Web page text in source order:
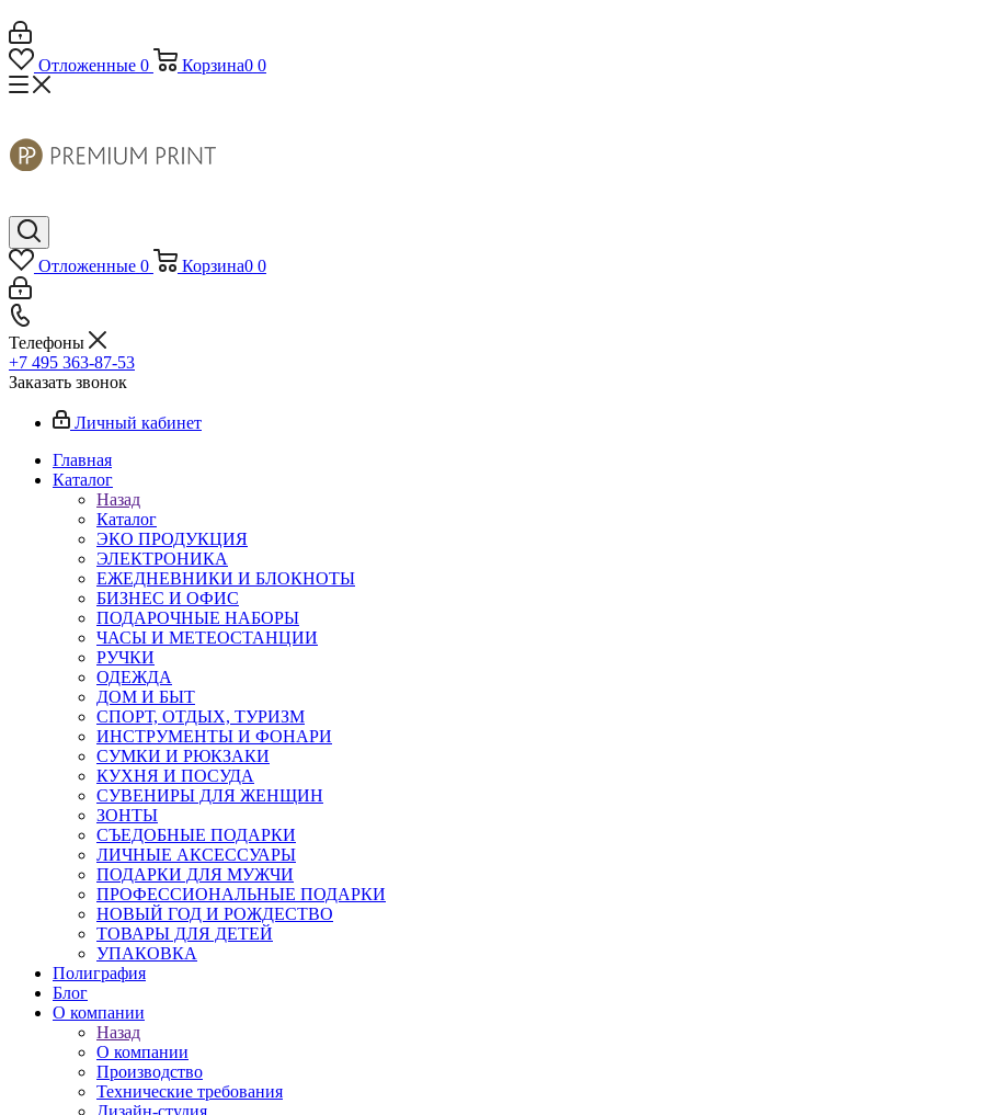
Отложенные 0 Корзина0 0
Отложенные 0 Корзина0 0
Телефоны
+7 495 363-87-53
Заказать звонок
Личный кабинет
Главная
Каталог
Назад
Каталог
ЭКО ПРОДУКЦИЯ
ЭЛЕКТРОНИКА
ЕЖЕДНЕВНИКИ И БЛОКНОТЫ
БИЗНЕС И ОФИС
ПОДАРОЧНЫЕ НАБОРЫ
ЧАСЫ И МЕТЕОСТАНЦИИ
РУЧКИ
ОДЕЖДА
ДОМ И БЫТ
СПОРТ, ОТДЫХ, ТУРИЗМ
ИНСТРУМЕНТЫ И ФОНАРИ
СУМКИ И РЮКЗАКИ
КУХНЯ И ПОСУДА
СУВЕНИРЫ ДЛЯ ЖЕНЩИН
ЗОНТЫ
СЪЕДОБНЫЕ ПОДАРКИ
ЛИЧНЫЕ АКСЕССУАРЫ
ПОДАРКИ ДЛЯ МУЖЧИ
ПРОФЕССИОНАЛЬНЫЕ ПОДАРКИ
НОВЫЙ ГОД И РОЖДЕСТВО
ТОВАРЫ ДЛЯ ДЕТЕЙ
УПАКОВКА
Полиграфия
Блог
О компании
Назад
О компании
Производство
Технические требования
Дизайн-студия